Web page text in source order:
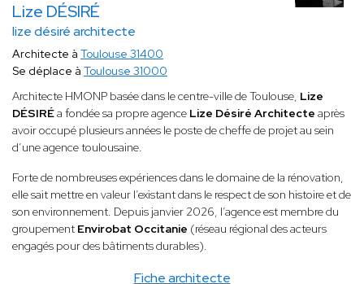
Lize DÉSIRÉ
lize désiré architecte
Fiche architecte
Architecte à Toulouse 31400
Se déplace à Toulouse 31000
Architecte HMONP basée dans le centre-ville de Toulouse, Lize
DÉSIRÉa fondée sa propre agence Lize Désiré Architecte après
avoir occupé plusieurs années le poste de cheffe de projet au sein
d’une agence toulousaine.
Forte de nombreuses expériences dans le domaine de la rénovation,
elle sait mettre en valeur l’existant dans le respect de son histoire et de
son environnement. Depuis janvier 2026, l’agence est membre du
groupement Envirobat Occitanie (réseau régional des acteurs
engagés pour des bâtiments durables).